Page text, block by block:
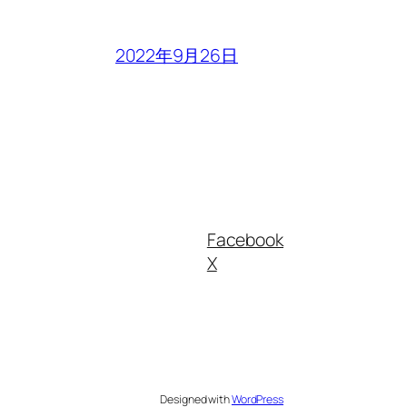
2022年9月26日
Facebook
X
Designed withWordPress